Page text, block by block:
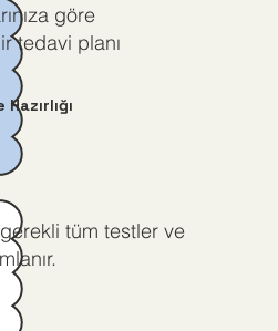
göre
tedavi planı
tüm testler ve